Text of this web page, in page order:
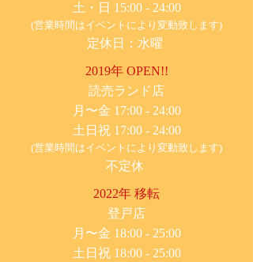
土・日 15:00 - 24:00
(営業時間はイベントにより変動致します)
定休日：水曜
2019年 OPEN!!
​読売ランド店
月〜金 17:00 - 24:00
土日祝 17:00 - 24:00
(営業時間はイベントにより変動致します)
不定休
2022年 移転
​登戸店
月〜金 18:00 - 25:00
土日祝 18:00 - 25:00